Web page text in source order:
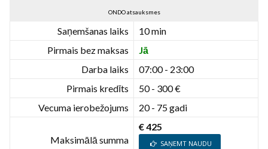
ONDO atsauksmes
Saņemšanas laiks
10 min
Pirmais bez maksas
Jā
Darba laiks
07:00 - 23:00
Pirmais kredīts
50 - 300 €
Vecuma ierobežojums
20 - 75 gadi
Maksimālā summa
€ 425
SAŅEMT NAUDU